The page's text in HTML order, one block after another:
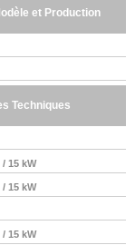
et Production
Techniques
/ 15 kW
/ 15 kW
/ 15 kW